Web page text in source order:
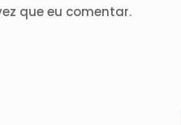
que eu comentar.